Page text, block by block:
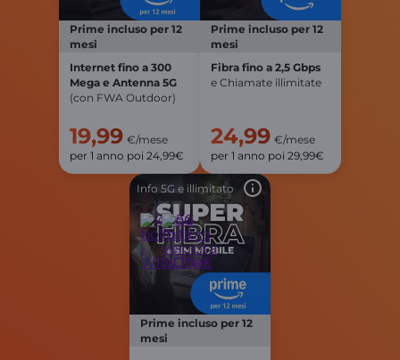
Prime incluso per 12
mesi
Internet fino a 300
Mega e Antenna 5G
(con FWA Outdoor)
19,99 €/mese
per 1 anno poi 24,99€
Prime incluso per 12
mesi
Fibra fino a 2,5 Gbps
e Chiamate illimitate
24,99 €/mese
per 1 anno poi 29,99€
Info 5G e illimitato
Prime incluso per 12
mesi